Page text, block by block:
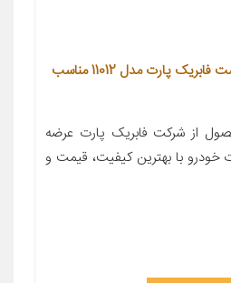
قفل درب جانبی عقب راست فابریک پارت مدل 11012 مناسب
از شرکت فابریک پارت عرضه
خودرو با بهترین کیفیت، قیمت و